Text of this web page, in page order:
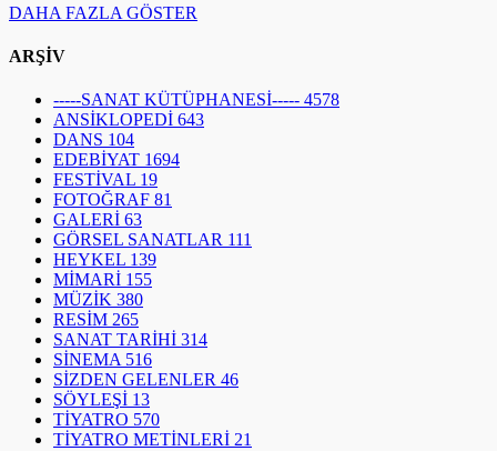
DAHA FAZLA GÖSTER
ARŞİV
-----SANAT KÜTÜPHANESİ----- 4578
ANSİKLOPEDİ 643
DANS 104
EDEBİYAT 1694
FESTİVAL 19
FOTOĞRAF 81
GALERİ 63
GÖRSEL SANATLAR 111
HEYKEL 139
MİMARİ 155
MÜZİK 380
RESİM 265
SANAT TARİHİ 314
SİNEMA 516
SİZDEN GELENLER 46
SÖYLEŞİ 13
TİYATRO 570
TİYATRO METİNLERİ 21